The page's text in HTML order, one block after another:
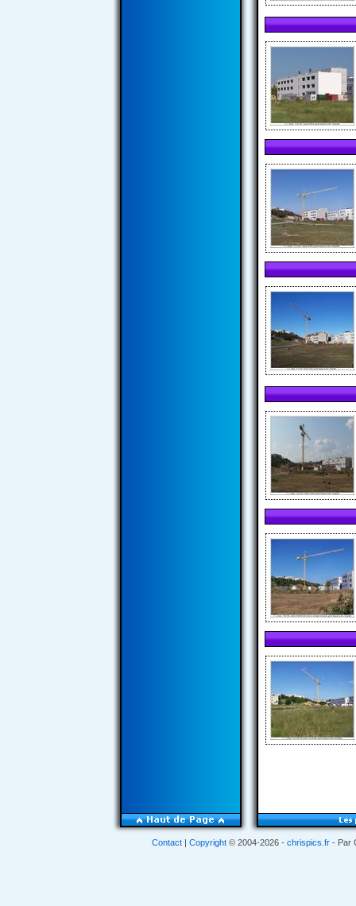
Contact Copyright © 2004-2026 - chrispics.fr - Par